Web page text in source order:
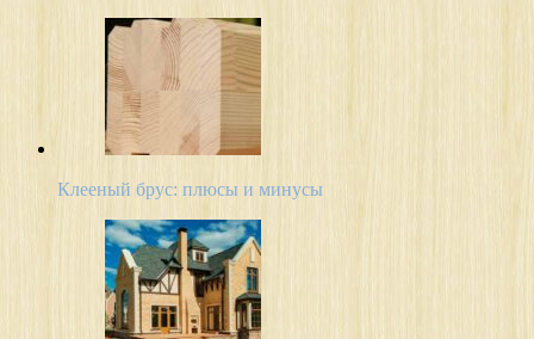
Клееный брус: плюсы и минусы